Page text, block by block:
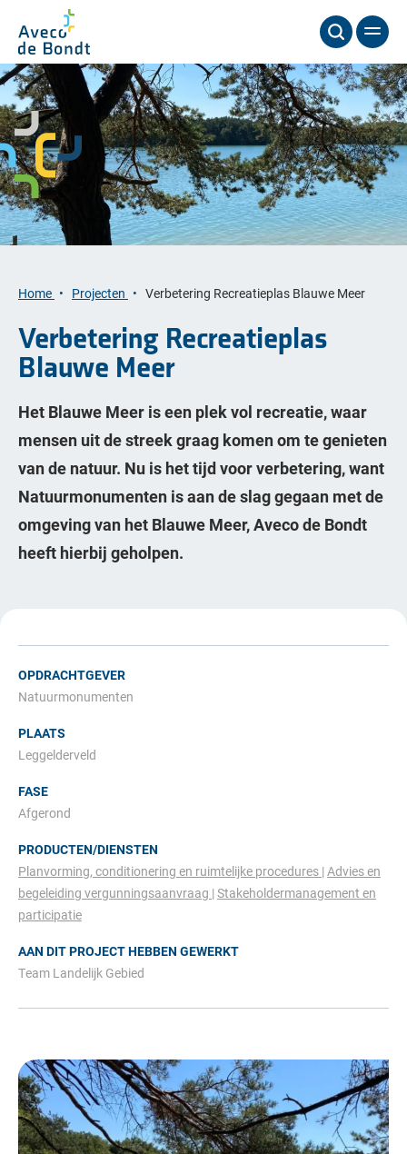
Home Projecten Verbetering Recreatieplas Blauwe Meer
Verbetering Recreatieplas
Blauwe Meer
Het Blauwe Meer is een plek vol recreatie, waar
mensen uit de streek graag komen om te genieten
van de natuur. Nu is het tijd voor verbetering, want
Natuurmonumenten is aan de slag gegaan met de
omgeving van het Blauwe Meer, Aveco de Bondt
heeft hierbij geholpen.
OPDRACHTGEVER
Natuurmonumenten
PLAATS
Leggelderveld
FASE
Afgerond
PRODUCTEN/DIENSTEN
Planvorming, conditionering en ruimtelijke procedures Advies en
begeleiding vergunningsaanvraag Stakeholdermanagement en
participatie
AAN DIT PROJECT HEBBEN GEWERKT
Team Landelijk Gebied